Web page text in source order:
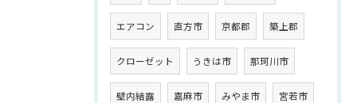
エアコン 直方市 京都郡 築上郡
クローゼット うきは市 那珂川市
壁内結露 嘉麻市 みやま市 宮若市